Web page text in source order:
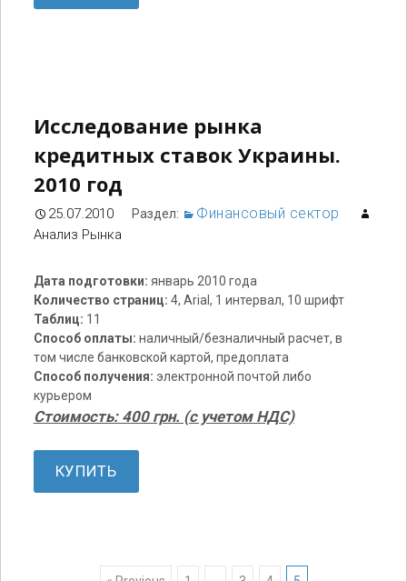
Исследование рынка
кредитных ставок Украины.
2010 год
25.07.2010 Раздел: Финансовый сектор
Анализ Рынка
Дата подготовки: январь 2010 года
Количество страниц: 4, Arial, 1 интервал, 10 шрифт
Таблиц: 11
Способ оплаты: наличный/безналичный расчет, в
том числе банковской картой, предоплата
Способ получения: электронной почтой либо
курьером
Стоимость: 400 грн. (с учетом НДС)
КУПИТЬ